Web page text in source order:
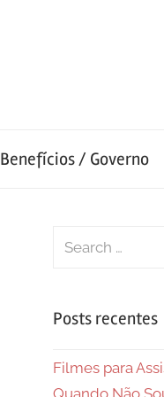
Benefícios / Governo
Search
Posts recentes
Filmes para